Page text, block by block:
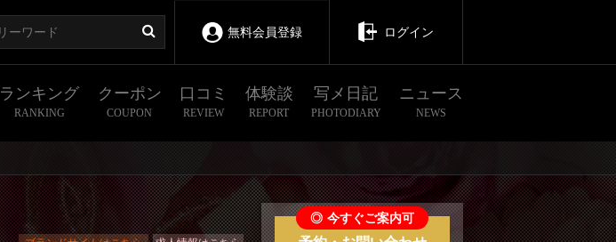
無料会員登録 ログイン
ランキング
RANKING
クーポン
COUPON
口コミ
REVIEW
体験談
REPORT
写メ日記
PHOTODIARY
ニュース
NEWS
◎ 今すぐご案内可